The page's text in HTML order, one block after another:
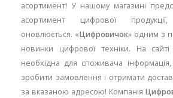
асортимент! У нашому магазині
асортимент цифрової
оновлюється. «Цифровичок» одним з
новинки цифрової техніки. На
необхідна для споживача
зробити замовлення і отримати
за вказаною адресою! Компанія